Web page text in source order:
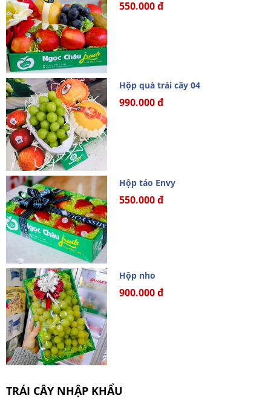
550.000 đ
Hộp quà trái cây 04
990.000 đ
Hộp táo Envy
550.000 đ
Hộp nho
900.000 đ
TRÁI CÂY NHẬP KHẨU